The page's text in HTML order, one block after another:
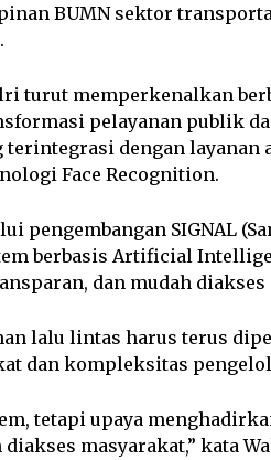
BUMN sektor
turut memperkenalkan
pelayanan publik
dengan layanan
Face Recognition.
SIGNAL
berbasis Artificial
dan mudah diakses
lalu lintas harus terus
dan kompleksitas
tetapi upaya
masyarakat,” kata